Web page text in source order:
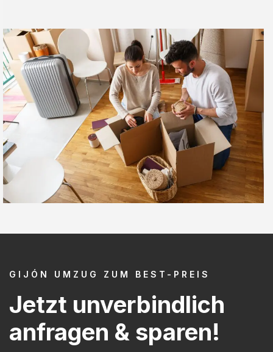
GIJÓN UMZUG ZUM BEST-PREIS
Jetzt unverbindlich
anfragen & sparen!